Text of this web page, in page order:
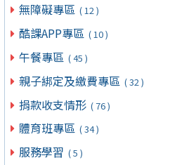
無障礙專區 ( 12 )
酷課APP專區 ( 10 )
午餐專區 ( 45 )
親子綁定及繳費專區 ( 32 )
捐款收支情形 ( 76 )
體育班專區 ( 34 )
服務學習 ( 5 )